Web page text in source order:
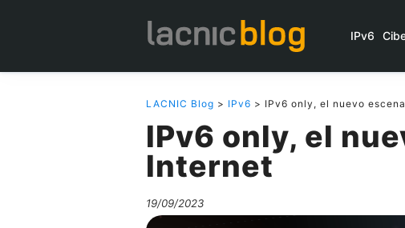
IPv6
LACNIC Blog > IPv6 > IPv6 only, el nuevo
IPv6 only, el
Internet
19/09/2023